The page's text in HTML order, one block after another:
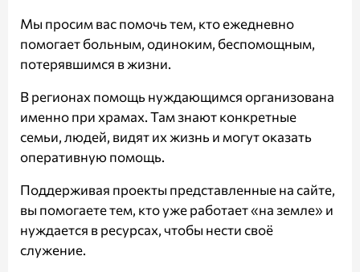
Мы просим вас помочь тем, кто ежедневно
помогает больным, одиноким, беспомощным,
потерявшимся в жизни.
В регионах помощь нуждающимся организована
именно при храмах. Там знают конкретные
семьи, людей, видят их жизнь и могут оказать
оперативную помощь.
Поддерживая проекты представленные на сайте,
вы помогаете тем, кто уже работает «на земле» и
нуждается в ресурсах, чтобы нести своё
служение.